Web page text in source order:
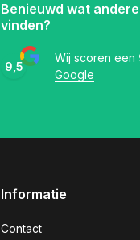
Benieuwd wat andere
vinden?
9,5
Wij scoren een
Google
Informatie
Contact